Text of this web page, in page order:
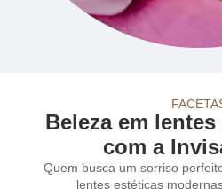
Beleza em
com a
Quem busca um sorriso
lentes estéticas